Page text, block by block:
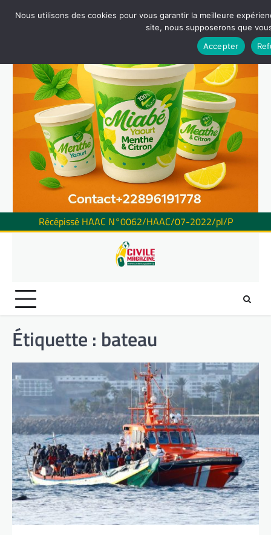
Récépissé HAAC N°0062/HAAC/07-2022/pl/P
Étiquette : bateau
Nous utilisons des cookies pour vous garantir la meilleure
site, nous supposerons que
Accepter